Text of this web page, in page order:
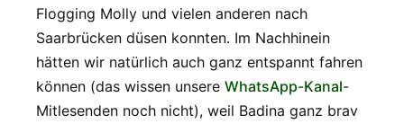
Flogging Molly und vielen anderen nach
Saarbrücken düsen konnten. Im Nachhinein
hätten wir natürlich auch ganz entspannt fahren
können (das wissen unsere WhatsApp-Kanal-
Mitlesenden noch nicht), weil Badina ganz brav